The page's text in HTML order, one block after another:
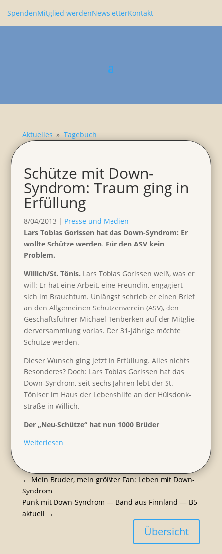
SpendenMitglied werdenNewsletterKontakt
Aktuelles » Tagebuch
Schütze mit Down-
Syndrom: Traum ging in
Erfül­lung
8/04/2013 | Presse und Medien
Lars Tobias Gorissen hat das Down-Syndrom: Er
wollte Schütze werden. Für den ASV kein
Problem.
Willich/St. Tönis. Lars Tobias Gorissen weiß, was er
will: Er hat eine Arbeit, eine Freundin, engagiert
sich im Brauchtum. Unlängst schrieb er einen Brief
an den Allge­meinen Schüt­zen­verein (ASV), den
Geschäfts­führer Michael Tenberken auf der Mitglie­
der­ver­samm­lung vorlas. Der 31-Jährige möchte
Schütze werden.
Dieser Wunsch ging jetzt in Erfül­lung. Alles nichts
Beson­deres? Doch: Lars Tobias Gorissen hat das
Down-Syndrom, seit sechs Jahren lebt der St.
Töniser im Haus der Lebens­hilfe an der Hülsdon­k­
straße in Willich.
Der „Neu-Schütze“ hat nun 1000 Brüder
Weiter­lesen
← Mein Bruder, mein größter Fan: Leben mit Down-
Syndrom
Punk mit Down-Syndrom — Band aus Finnland — B5
aktuell →
Übersicht